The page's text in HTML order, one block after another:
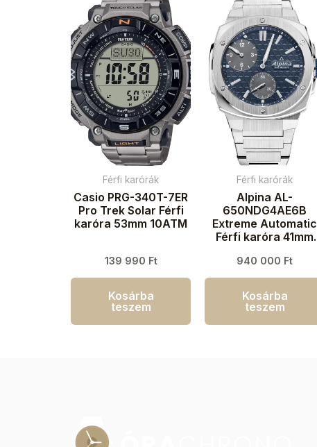
Férfi karórák
Casio PRG-340T-7ER
Pro Trek Solar Férfi
karóra 53mm 10ATM
139 990 Ft
Kosárba
teszem
Férfi karórák
Alpina AL-
650NDG4AE6B
Extreme Automatic
Férfi karóra 41mm
940 000 Ft
Kosárba
teszem